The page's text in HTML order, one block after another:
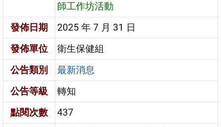
師工作坊活動
發佈日期
2025 年 7 月 31 日
發佈單位
衛生保健組
公告類別
最新消息
公告等級
轉知
點閱次數
437